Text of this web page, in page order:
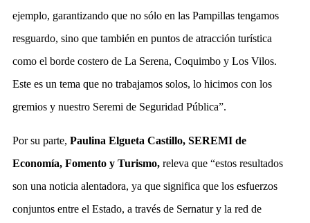
ejemplo, garantizando que no sólo en las Pampillas tengamos
resguardo, sino que también en puntos de atracción turística
como el borde costero de La Serena, Coquimbo y Los Vilos.
Este es un tema que no trabajamos solos, lo hicimos con los
gremios y nuestro Seremi de Seguridad Pública”.
Por su parte, Paulina Elgueta Castillo, SEREMI de
Economía, Fomento y Turismo, releva que “estos resultados
son una noticia alentadora, ya que significa que los esfuerzos
conjuntos entre el Estado, a través de Sernatur y la red de